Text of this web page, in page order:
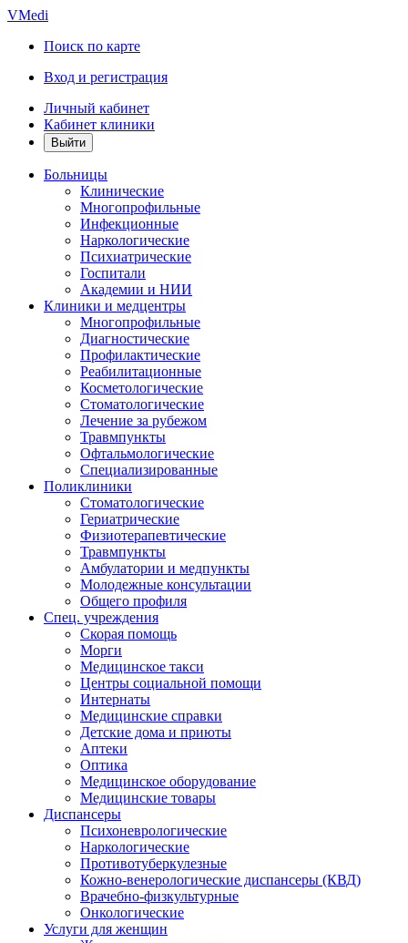
VMedi
Поиск по карте
Вход и регистрация
Личный кабинет
Кабинет клиники
Больницы
Клинические
Многопрофильные
Инфекционные
Наркологические
Психиатрические
Госпитали
Академии и НИИ
Клиники и медцентры
Многопрофильные
Диагностические
Профилактические
Реабилитационные
Косметологические
Стоматологические
Лечение за рубежом
Травмпункты
Офтальмологические
Специализированные
Поликлиники
Стоматологические
Гериатрические
Физиотерапевтические
Травмпункты
Амбулатории и медпункты
Молодежные консультации
Общего профиля
Спец. учреждения
Скорая помощь
Морги
Медицинское такси
Центры социальной помощи
Интернаты
Медицинские справки
Детские дома и приюты
Аптеки
Оптика
Медицинское оборудование
Медицинские товары
Диспансеры
Психоневрологические
Наркологические
Противотуберкулезные
Кожно-венерологические диспансеры (КВД)
Врачебно-физкультурные
Онкологические
Услуги для женщин